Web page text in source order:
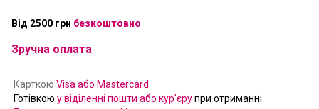
Від 2500 грн безкоштовно
Зручна оплата
Карткою Visa або Mastercard
Готівкою у віділенні пошти або кур'єрупри отриманні